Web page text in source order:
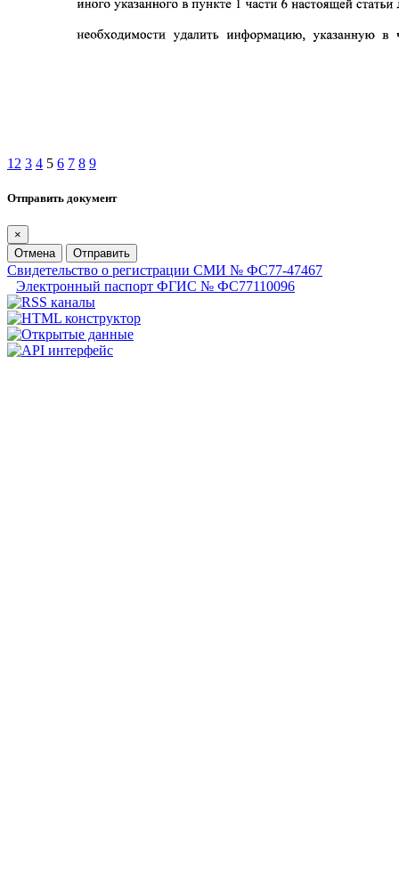
1 2 3 4 5 6 7 8 9
Отправить документ
×
Отмена
Отправить
Свидетельство о регистрации СМИ № ФС77-47467
Электронный паспорт ФГИС № ФС77110096